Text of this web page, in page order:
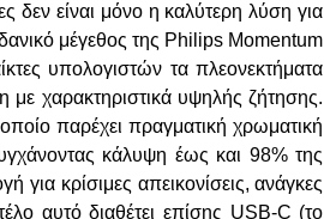
δεν είναι μόνο η καλύτερη λύση για
μέγεθος της Philips Momentum
υπολογιστών τα πλεονεκτήματα
με χαρακτηριστικά υψηλής ζήτησης.
παρέχει πραγματική χρωματική
κάλυψη έως και 98% της
για κρίσιμες απεικονίσεις, ανάγκες
αυτό διαθέτει επίσης USB-C (το